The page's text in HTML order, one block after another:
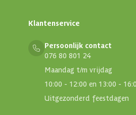
Klantenservice
Persoonlijk contact
076 80 801 24
Maandag t/m vrijdag
10:00 - 12:00 en 13:00 -
Uitgezonderd feestdagen